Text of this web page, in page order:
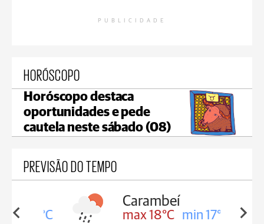
PUBLICIDADE
HORÓSCOPO
Horóscopo destaca
oportunidades e pede
cautela neste sábado (08)
PREVISÃO DO TEMPO
18°C
Carambeí
max 18°C min 17°C